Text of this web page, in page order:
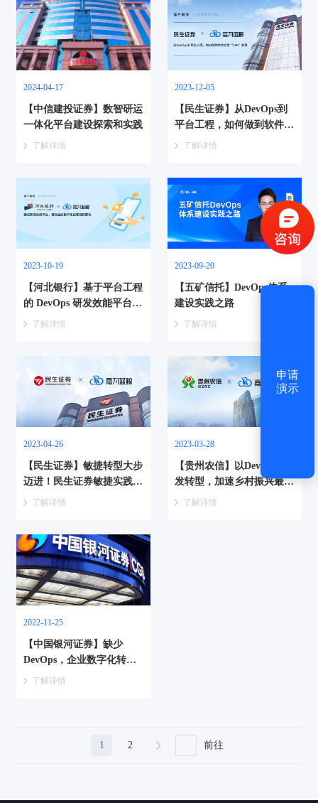
2024-04-17
【中信建投证券】数智研运
一体化平台建设探索和实践
了解详情
2023-12-05
【民生证券】从DevOps到
平台工程，如何做到软件交
付“1+N”变革
了解详情
2023-10-19
【河北银行】基于平台工程
的 DevOps 研发效能平台研
究与实践
了解详情
2023-09-20
【五矿信托】DevOps体系
建设实践之路
了解详情
2023-04-26
【民生证券】敏捷转型大步
迈进！民生证券敏捷实践培
训圆满结束！
了解详情
2023-03-28
【贵州农信】以DevOps研
发转型，加速乡村振兴最后
一公里
了解详情
2022-11-25
【中国银河证券】缺少
DevOps，企业数字化转型
就是带着脚镣跳舞
了解详情
1 2 前往
获取验证码
还没有账号？
申请
演示